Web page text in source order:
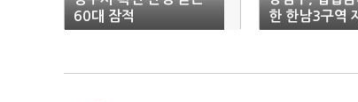
60대 잠적
한 한남3구역
합 13명 고발